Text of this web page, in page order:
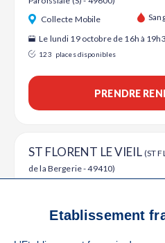
Collecte Mobile
Le lundi 19 octobre de 16h à
123 places disponibles
PRENDRE
ST FLORENT LE VIEIL (ST
de la Bergerie - 49410)
120 places disponibles
Etablissement